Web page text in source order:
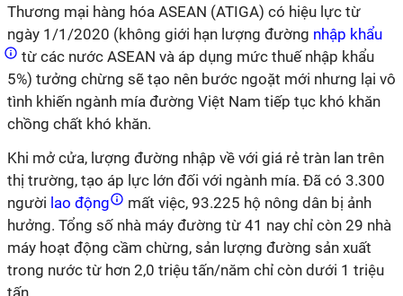
Thương mại hàng hóa ASEAN (ATIGA) có hiệu lực từ
ngày 1/1/2020 (không giới hạn lượng đường nhập khẩu
từ các nước ASEAN và áp dụng mức thuế nhập khẩu
5%) tưởng chừng sẽ tạo nên bước ngoặt mới nhưng lại vô
tình khiến ngành mía đường Việt Nam tiếp tục khó khăn
chồng chất khó khăn.
Khi mở cửa, lượng đường nhập về với giá rẻ tràn lan trên
thị trường, tạo áp lực lớn đối với ngành mía. Đã có 3.300
người lao động
mất việc, 93.225 hộ nông dân bị ảnh
hưởng. Tổng số nhà máy đường từ 41 nay chỉ còn 29 nhà
máy hoạt động cầm chừng, sản lượng đường sản xuất
trong nước từ hơn 2,0 triệu tấn/năm chỉ còn dưới 1 triệu
tấn.